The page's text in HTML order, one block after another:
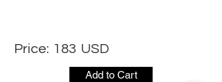
Price: 183 USD
Add to Cart